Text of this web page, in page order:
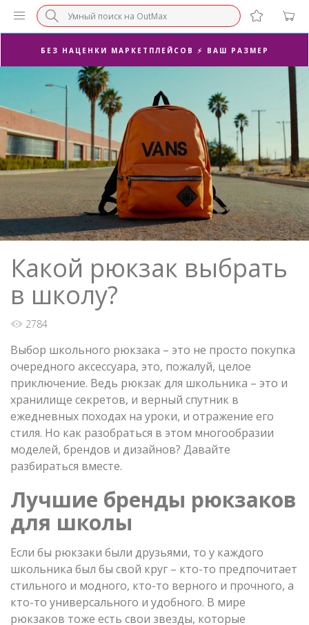
СУПЕРАКЦИЯ 🔥 2-Я ПАРА -50%
БЕЗ НАЦЕНКИ МАРКЕТПЛЕЙСОВ ⚡ ВАШ РАЗМЕР
3-Я ПАРА В ПОДАРОК 🎁
ПОСЛЕДНИЕ РАЗМЕРЫ ОТ 1500₽⚡️
СУПЕРАКЦИЯ 🔥 2-Я ПАРА -50%
Какой рюкзак выбрать
в школу?
2784
Выбор школьного рюкзака – это не просто покупка
очередного аксессуара, это, пожалуй, целое
приключение. Ведь рюкзак для школьника – это и
хранилище секретов, и верный спутник в
ежедневных походах на уроки, и отражение его
стиля. Но как разобраться в этом многообразии
моделей, брендов и дизайнов? Давайте
разбираться вместе.
Лучшие бренды рюкзаков
для школы
Если бы рюкзаки были друзьями, то у каждого
школьника был бы свой круг – кто-то предпочитает
стильного и модного, кто-то верного и прочного, а
кто-то универсального и удобного. В мире
рюкзаков тоже есть свои звезды, которые